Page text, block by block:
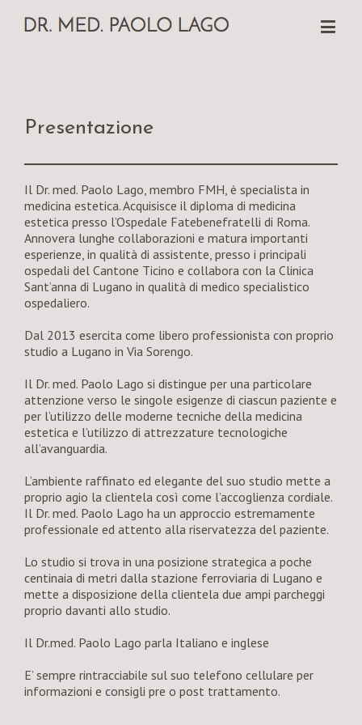
Presentazione
Il Dr. med. Paolo Lago, membro FMH, è specialista in
medicina estetica. Acquisisce il diploma di medicina
estetica presso l’Ospedale Fatebenefratelli di Roma.
Annovera lunghe collaborazioni e matura importanti
esperienze, in qualità di assistente, presso i principali
ospedali del Cantone Ticino e collabora con la Clinica
Sant’anna di Lugano in qualità di medico specialistico
ospedaliero.
Dal 2013 esercita come libero professionista con proprio
studio a Lugano in Via Sorengo.
Il Dr. med. Paolo Lago si distingue per una particolare
attenzione verso le singole esigenze di ciascun paziente e
per l’utilizzo delle moderne tecniche della medicina
estetica e l’utilizzo di attrezzature tecnologiche
all’avanguardia.
L’ambiente raffinato ed elegante del suo studio mette a
proprio agio la clientela così come l’accoglienza cordiale.
Il Dr. med. Paolo Lago ha un approccio estremamente
professionale ed attento alla riservatezza del paziente.
Lo studio si trova in una posizione strategica a poche
centinaia di metri dalla stazione ferroviaria di Lugano e
mette a disposizione della clientela due ampi parcheggi
proprio davanti allo studio.
Il Dr.med. Paolo Lago parla Italiano e inglese
E’ sempre rintracciabile sul suo telefono cellulare per
informazioni e consigli pre o post trattamento.